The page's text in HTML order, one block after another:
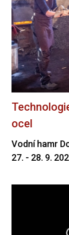
ocel
Vodní hamr
27. - 28. 9.